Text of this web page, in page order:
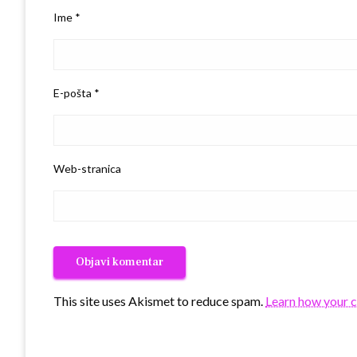
Ime *
E-pošta *
Web-stranica
This site uses Akismet to reduce spam. Learn how your